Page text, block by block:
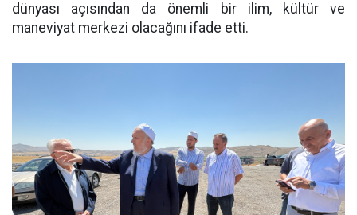
dünyası açısından da önemli bir ilim, kültür ve
maneviyat merkezi olacağını ifade etti.